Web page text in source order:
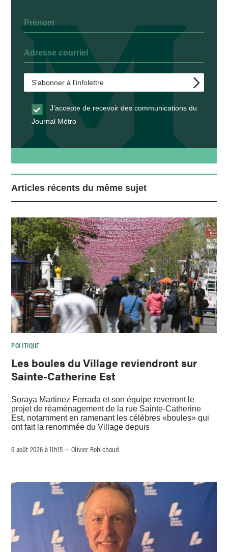
J’accepte de recevoir des communications du
Journal Métro
Articles récents du même sujet
POLITIQUE
Les boules du Village reviendront sur
Sainte-Catherine Est
Soraya Martinez Ferrada et son équipe reverront le
projet de réaménagement de la rue Sainte-Catherine
Est, notamment en ramenant les célèbres «boules» qui
ont fait la renommée du Village depuis
6 août 2026 à 11h15 –Olivier Robichaud